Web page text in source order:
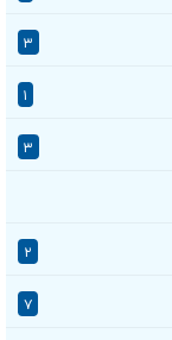
۳
۳
۲
۷